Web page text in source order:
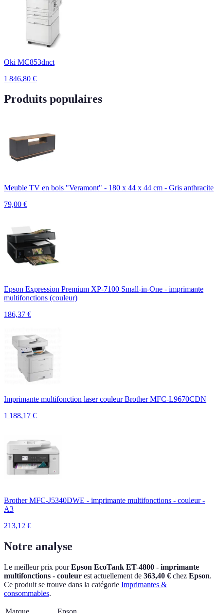
Oki MC853dnct
1 846,80 €
Produits populaires
Meuble TV en bois "Veramont" - 180 x 44 x 44 cm - Gris anthracite
79,00 €
Epson Expression Premium XP-7100 Small-in-One - imprimante
multifonctions (couleur)
186,37 €
Imprimante multifonction laser couleur Brother MFC-L9670CDN
1 188,17 €
Brother MFC-J5340DWE - imprimante multifonctions - couleur -
A3
213,12 €
Notre analyse
Le meilleur prix pourEpson EcoTank ET-4800 - imprimante
multifonctions - couleur est actuellement de 363,40 € chez Epson.
Ce produit se trouve dans la catégorie Imprimantes &
consommables.